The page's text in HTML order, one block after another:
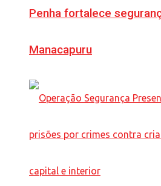
Penha fortalece
Manacapuru